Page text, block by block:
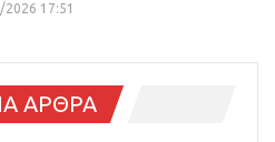
17:51
ΑΡΘΡΑ